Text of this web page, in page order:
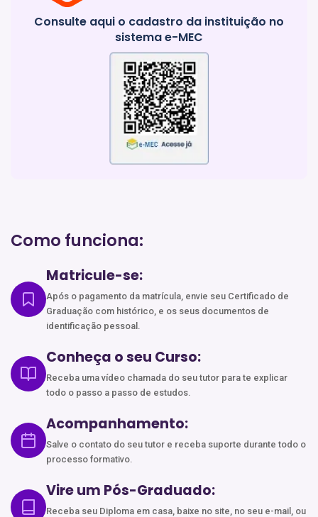
Consulte aqui o cadastro da instituição no
sistema e-MEC
Como funciona:
Matricule-se:
Após o pagamento da matrícula, envie seu Certificado de
Graduação com histórico, e os seus documentos de
identificação pessoal.
Conheça o seu Curso:
Receba uma vídeo chamada do seu tutor para te explicar
todo o passo a passo de estudos.
Acompanhamento:
Salve o contato do seu tutor e receba suporte durante todo o
processo formativo.
Vire um Pós-Graduado:
Receba seu Diploma em casa, baixe no site, no seu e-mail, ou